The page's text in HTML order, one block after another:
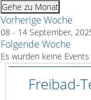
Gehe zu Monat
Vorherige Woche
08 - 14 September,
Folgende Woche
Es wurden keine
Freibad-